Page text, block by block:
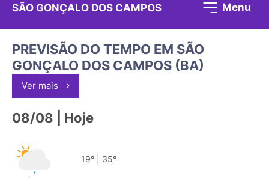
SÃO GONÇALO DOS CAMPOS Menu
PREVISÃO DO TEMPO EM SÃO
GONÇALO DOS CAMPOS (BA)
Ver mais
08/08 | Hoje
19° 35°